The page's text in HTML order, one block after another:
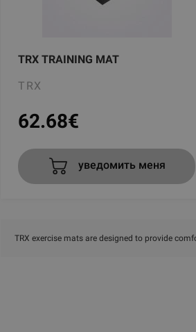
TRX TRAINING MAT
TRX
62.68€
уведомить меня
TRX exercise mats are designed to provide